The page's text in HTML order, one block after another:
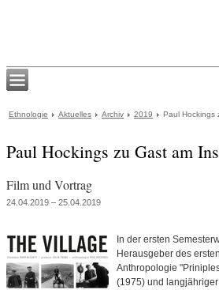
Ethnologie Aktuelles Archiv 2019 Paul Hockings
Paul Hockings zu Gast am
Film und Vortrag
24.04.2019 – 25.04.2019
In der ersten
Herausgeber des
Anthropologie
(1975) und